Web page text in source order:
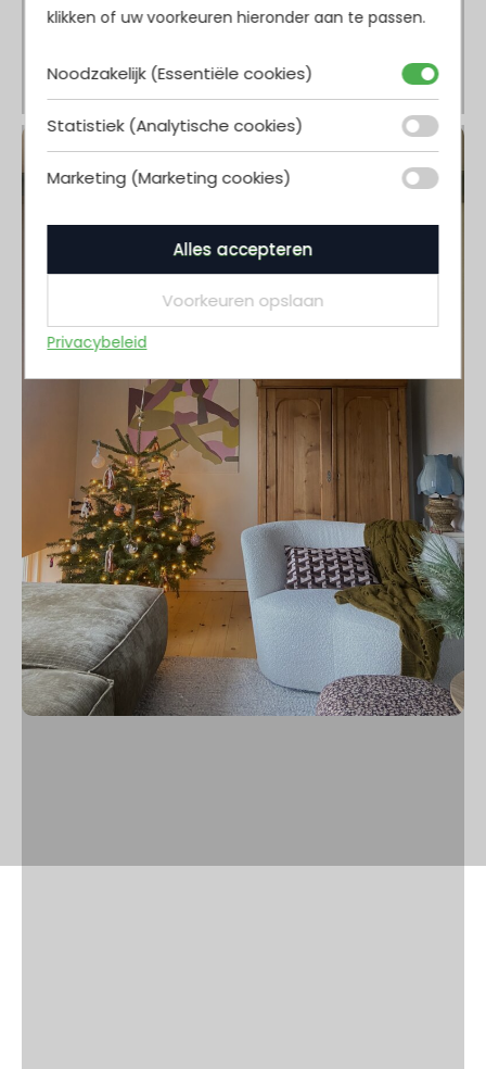
klikken of uw voorkeuren hieronder aan te passen.
Noodzakelijk (Essentiële cookies)
Statistiek (Analytische cookies)
Marketing (Marketing cookies)
Alles accepteren
Voorkeuren opslaan
Privacybeleid